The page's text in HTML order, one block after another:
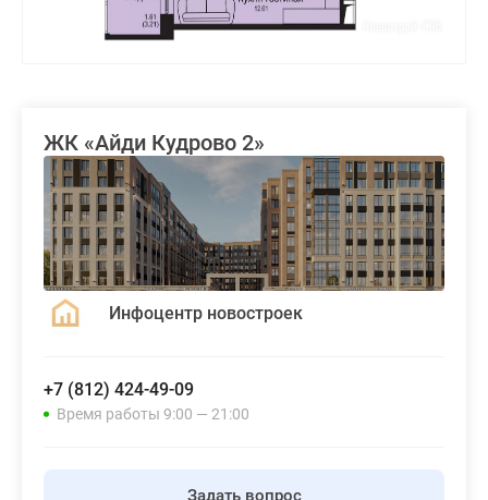
ЖК «Айди Кудрово 2»
Инфоцентр новостроек
+7 (812) 424-49-09
Время работы 9:00 — 21:00